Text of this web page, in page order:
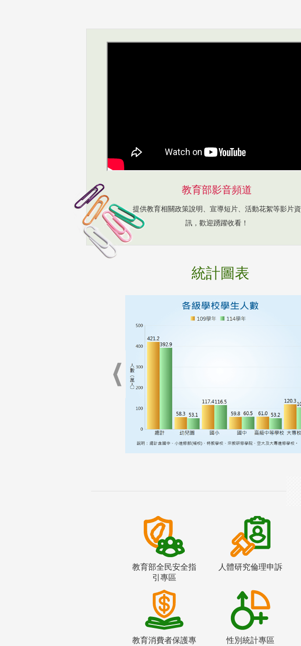
教育部影音頻道
提供教育相關政策說明、宣導短片、活動花絮等影片資
訊，歡迎踴躍收看！
統計圖表
教育部全民安全指
引專區
人體研究倫理申訴
教育消費者保護專
性別統計專區